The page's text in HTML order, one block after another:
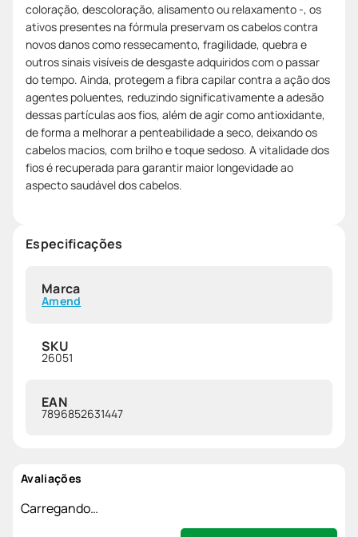
coloração, descoloração, alisamento ou relaxamento -, os
ativos presentes na fórmula preservam os cabelos contra
novos danos como ressecamento, fragilidade, quebra e
outros sinais visíveis de desgaste adquiridos com o passar
do tempo. Ainda, protegem a fibra capilar contra a ação dos
agentes poluentes, reduzindo significativamente a adesão
dessas partículas aos fios, além de agir como antioxidante,
de forma a melhorar a penteabilidade a seco, deixando os
cabelos macios, com brilho e toque sedoso. A vitalidade dos
fios é recuperada para garantir maior longevidade ao
aspecto saudável dos cabelos.
Especificações
Marca
Amend
SKU
26051
EAN
7896852631447
Avaliações
Carregando…